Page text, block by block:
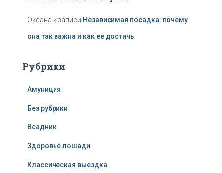
Оксана к записи Независимая посадка: почему
она так важна и как ее достичь
Рубрики
Амуниция
Без рубрики
Всадник
Здоровье лошади
Классическая выездка